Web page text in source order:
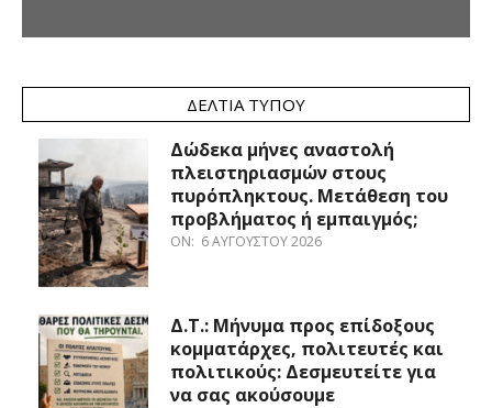
ΔΕΛΤΊΑ ΤΎΠΟΥ
Δώδεκα μήνες αναστολή
πλειστηριασμών στους
πυρόπληκτους. Μετάθεση του
προβλήματος ή εμπαιγμός;
ON: 6 ΑΥΓΟΎΣΤΟΥ 2026
Δ.Τ.: Μήνυμα προς επίδοξους
κομματάρχες, πολιτευτές και
πολιτικούς: Δεσμευτείτε για
να σας ακούσουμε